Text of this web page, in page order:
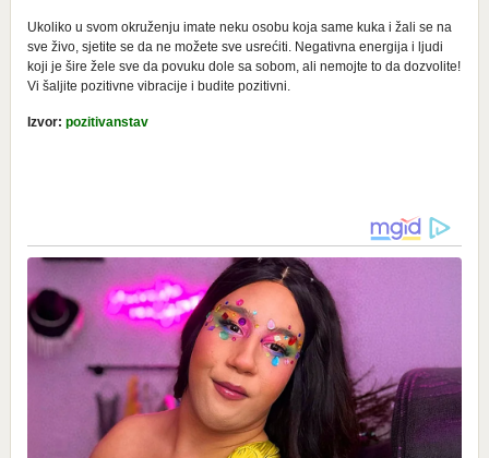
Ukoliko u svom okruženju imate neku osobu koja same kuka i žali se na
sve živo, sjetite se da ne možete sve usrećiti. Negativna energija i ljudi
koji je šire žele sve da povuku dole sa sobom, ali nemojte to da dozvolite!
Vi šaljite pozitivne vibracije i budite pozitivni.
Izvor: pozitivanstav